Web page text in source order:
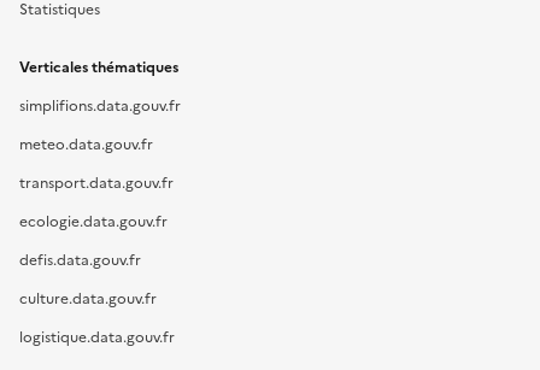
Statistiques
Verticales thématiques
simplifions.data.gouv.fr
meteo.data.gouv.fr
transport.data.gouv.fr
ecologie.data.gouv.fr
defis.data.gouv.fr
culture.data.gouv.fr
logistique.data.gouv.fr